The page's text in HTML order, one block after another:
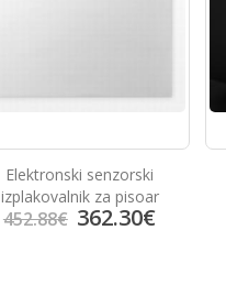
Elektronski senzorski
izplakovalnik za pisoar
452.88€ 362.30€